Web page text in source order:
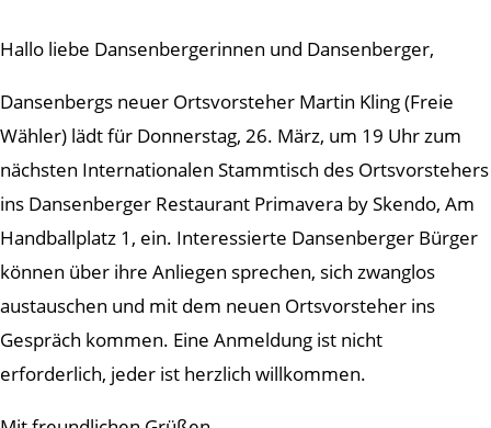
Hallo liebe Dansenbergerinnen und Dansenberger,
Dansenbergs neuer Ortsvorsteher Martin Kling (Freie
Wähler) lädt für Donnerstag, 26. März, um 19 Uhr zum
nächsten Internationalen Stammtisch des Ortsvorstehers
ins Dansenberger Restaurant Primavera by Skendo, Am
Handballplatz 1, ein. Interessierte Dansenberger Bürger
können über ihre Anliegen sprechen, sich zwanglos
austauschen und mit dem neuen Ortsvorsteher ins
Gespräch kommen. Eine Anmeldung ist nicht
erforderlich, jeder ist herzlich willkommen.